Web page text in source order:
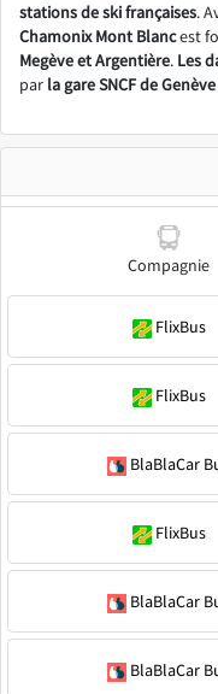
stations de ski françaises.
Chamonix Mont Blancest
Megève et Argentière. Les
par la gare SNCF de
Compagnie
FlixBus
FlixBus
BlaBlaCar
FlixBus
BlaBlaCar
BlaBlaCar